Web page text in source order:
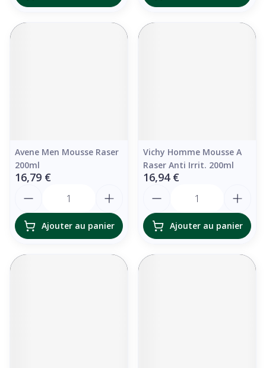
Avene Men Mousse Raser
200ml
16,79 €
Ajouter au panier
Vichy Homme Mousse A
Raser Anti Irrit. 200ml
16,94 €
Ajouter au panier